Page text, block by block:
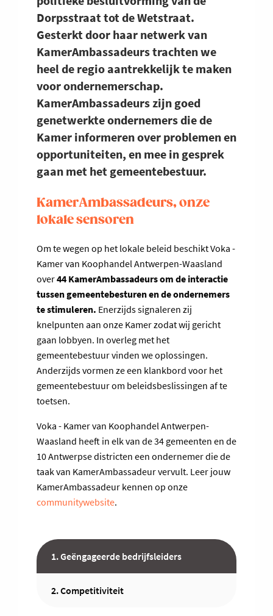
Dorpsstraat tot de Wetstraat.
Gesterkt door haar netwerk van
KamerAmbassadeurs trachten we
heel de regio aantrekkelijk te maken
voor ondernemerschap.
KamerAmbassadeurs zijn goed
genetwerkte ondernemers die de
Kamer informeren over problemen en
opportuniteiten, en mee in gesprek
gaan met het gemeentebestuur.
KamerAmbassadeurs, onze
lokale sensoren
Om te wegen op het lokale beleid beschikt Voka -
Kamer van Koophandel Antwerpen-Waasland
over44 KamerAmbassadeurs om de interactie
tussen gemeentebesturen en de ondernemers
te stimuleren. Enerzijds signaleren zij
knelpunten aan onze Kamer zodat wij gericht
gaan lobbyen. In overleg met het
gemeentebestuur vinden we oplossingen.
Anderzijds vormen ze een klankbord voor het
gemeentebestuur om beleidsbeslissingen af te
toetsen.
Voka - Kamer van Koophandel Antwerpen-
Waasland heeft in elk van de 34 gemeenten en de
10 Antwerpse districten een ondernemer die de
taak van KamerAmbassadeur vervult. Leer jouw
KamerAmbassadeur kennen op onze
communitywebsite.
1. Geëngageerde bedrijfsleiders
2. Competitiviteit